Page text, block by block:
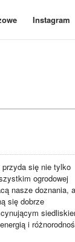
Instagram
przyda się nie tylko
ogrodowej
nasze doznania,
się dobrze
i